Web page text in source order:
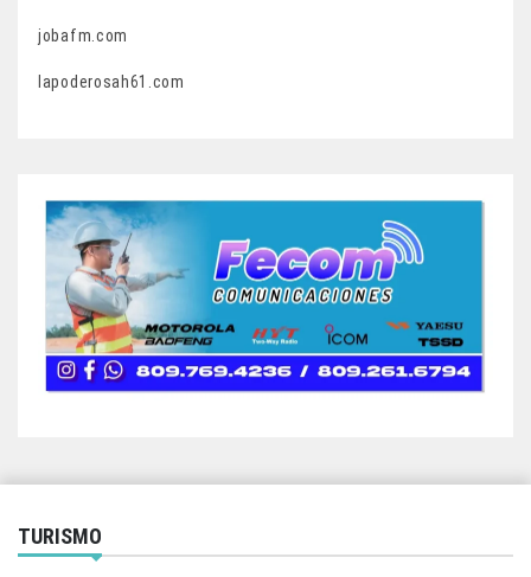
jobafm.com
lapoderosah61.com
TURISMO